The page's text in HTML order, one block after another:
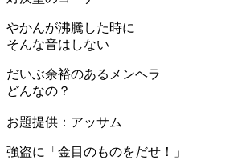
やかんが沸騰した時に
そんな音はしない
だいぶ余裕のあるメンヘラ
どんなの？
お題提供：アッサム
強盗に「金目のものをだせ！」